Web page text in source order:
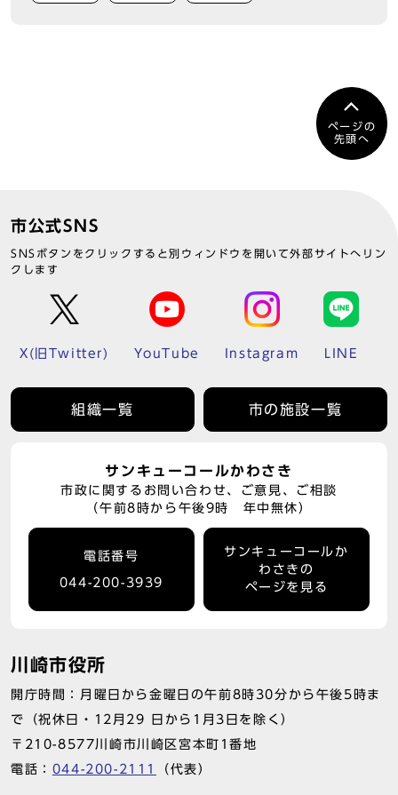
ページの
先頭へ
市公式SNS
SNSボタンをクリックすると別ウィンドウを開いて外部サイトへリン
クします
X(旧Twitter) YouTube Instagram LINE
組織一覧 市の施設一覧
サンキューコールかわさき
市政に関するお問い合わせ、ご意見、ご相談
（午前8時から午後9時 年中無休）
電話番号
044-200-3939
サンキューコールか
わさきの
ページを見る
川崎市役所
開庁時間：月曜日から金曜日の午前8時30分から午後5時ま
で（祝休日・12月29 日から1月3日を除く）
〒210-8577川崎市川崎区宮本町1番地
電話： 044-200-2111 （代表）